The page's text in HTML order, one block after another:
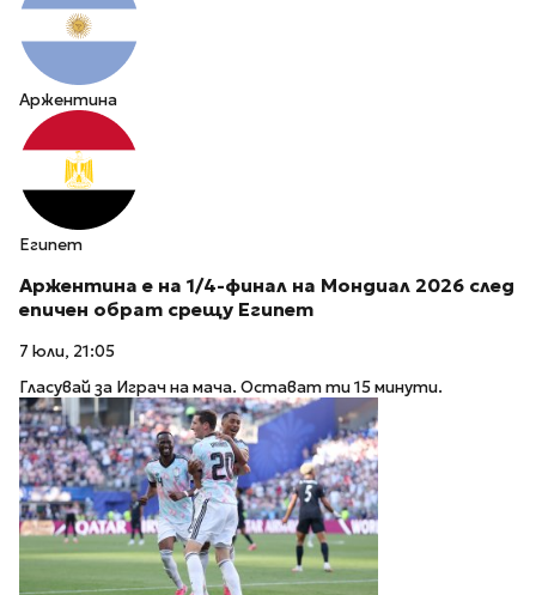
Аржентина
Египет
Аржентина е на 1/4-финал на Мондиал 2026 след
епичен обрат срещу Египет
7 юли, 21:05
Гласувай за Играч на мача. Остават ти 15 минути.